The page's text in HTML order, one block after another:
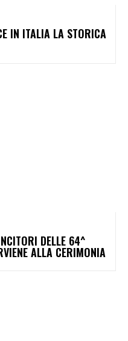
IN ITALIA LA STORICA
DELLE 64^
ALLA CERIMONIA